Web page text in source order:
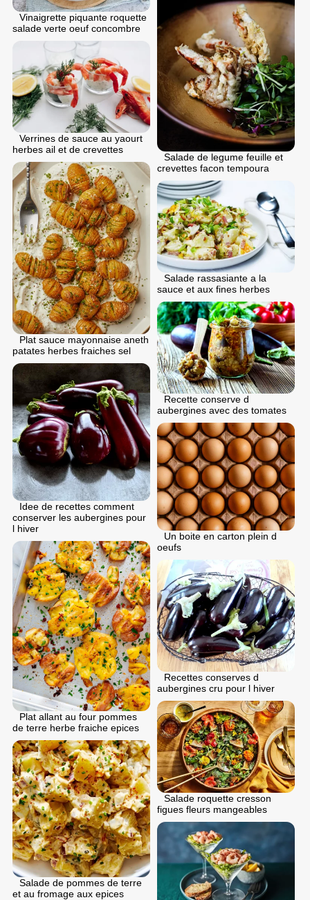
Vinaigrette piquante roquette
salade verte oeuf concombre
Salade de legume feuille et
crevettes facon tempoura
Verrines de sauce au yaourt
herbes ail et de crevettes
Plat sauce mayonnaise aneth
patates herbes fraiches sel
Salade rassasiante a la
sauce et aux fines herbes
Recette conserve d
aubergines avec des tomates
Idee de recettes comment
conserver les aubergines pour
l hiver
Un boite en carton plein d
oeufs
Plat allant au four pommes
de terre herbe fraiche epices
Recettes conserves d
aubergines cru pour l hiver
Salade roquette cresson
figues fleurs mangeables
Salade de pommes de terre
et au fromage aux epices